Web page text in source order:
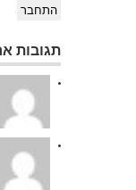
התחבר
תגובות